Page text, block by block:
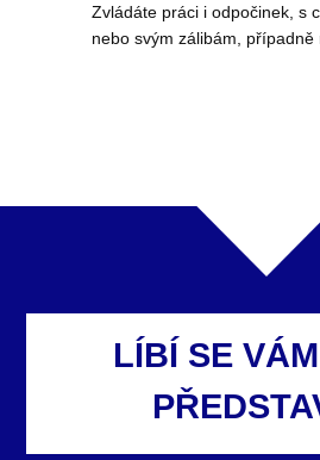
Zvládáte práci i odpočinek, s
nebo svým zálibám, případně
LÍBÍ SE